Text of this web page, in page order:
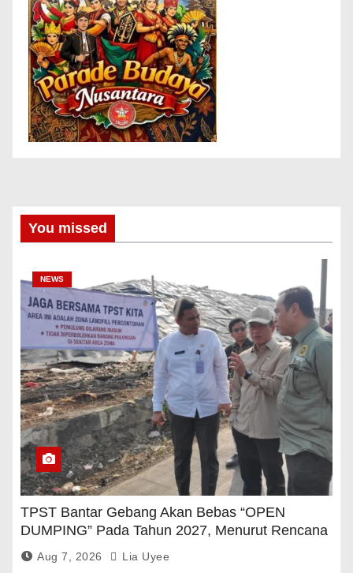
You missed
NEWS
TPST Bantar Gebang Akan Bebas “OPEN
DUMPING” Pada Tahun 2027, Menurut Rencana
Pemerintah
Aug 7, 2026 Lia Uyee